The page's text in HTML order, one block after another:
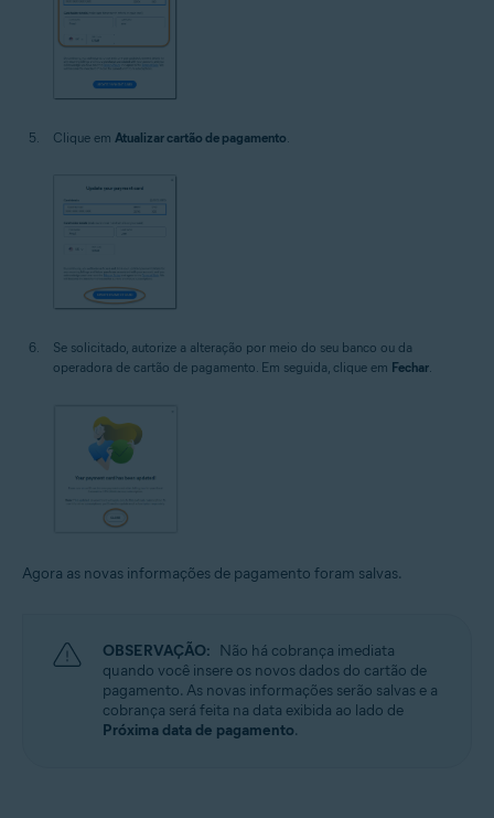
Clique em Atualizar cartão de pagamento
Se solicitado, autorize a alteração por meio do seu banco ou da
operadora de cartão de pagamento. Em seguida, clique em Fechar.
Agora as novas informações de pagamento foram salvas.
OBSERVAÇÃO: Não há cobrança imediata
quando você insere os novos dados do cartão de
pagamento. As novas informações serão salvas e a
cobrança será feita na data exibida ao lado de
Próxima data de pagamento.